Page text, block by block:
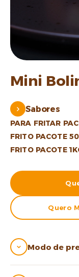
Modo de
Mini
Sabores
PARA FRITAR
FRITO PACOTE
FRITO PACOTE
Quero